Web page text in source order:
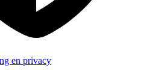
en privacy